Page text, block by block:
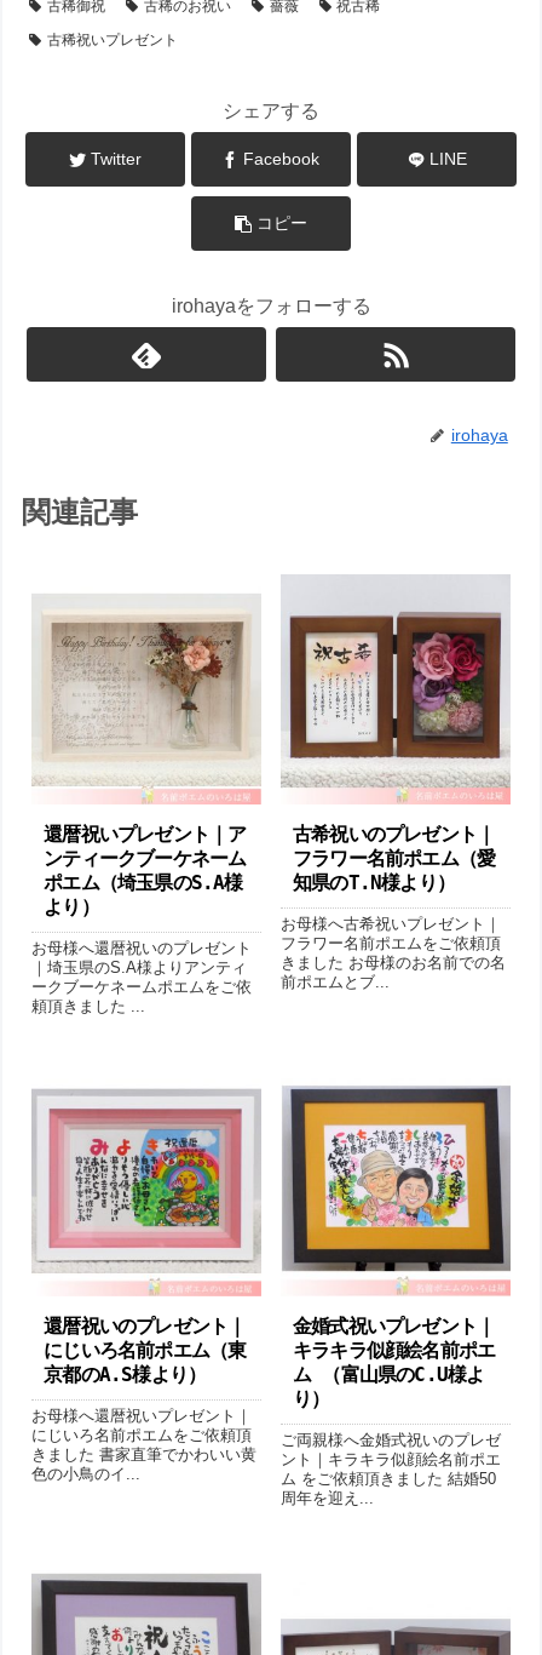
古稀御祝 古稀のお祝い 薔薇
祝古稀
古稀祝いプレゼント
シェアする
Twitter Facebook LINE
コピー
irohayaをフォローする
irohaya
関連記事
還暦祝いプレゼント｜ア
ンティークブーケネーム
ポエム（埼玉県のS.A様
より ）
お母様へ還暦祝いのプレゼント
｜埼玉県のS.A様よりアンティ
ークブーケネームポエムをご依
頼頂きました ...
古希祝いのプレゼント｜
フラワー名前ポエム（愛
知県のT.N様より ）
お母様へ古希祝いプレゼント｜
フラワー名前ポエムをご依頼頂
きました お母様のお名前での名
前ポエムとブ...
還暦祝いのプレゼント｜
にじいろ名前ポエム（東
京都のA.S様より ）
お母様へ還暦祝いプレゼント｜
にじいろ名前ポエムをご依頼頂
きました 書家直筆でかわいい黄
色の小鳥のイ...
金婚式祝いプレゼント｜
キラキラ似顔絵名前ポエ
ム （富山県のC.U様よ
り ）
ご両親様へ金婚式祝いのプレゼ
ント｜キラキラ似顔絵名前ポエ
ム をご依頼頂きました 結婚50
周年を迎え...